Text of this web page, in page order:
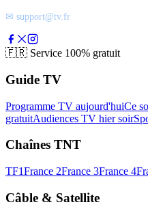
✉ support@tv.fr
🇫🇷 Service 100% gratuit
Guide TV
Programme TV aujourd'huiCe
gratuitAudiences TV hier soir
Chaînes TNT
TF1France 2France 3France 4
Câble & Satellite